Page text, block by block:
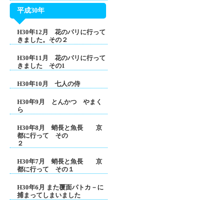
平成30年
H30年12月 花のパリに行って
きました。その２
H30年11月 花のパリに行って
きました その1
H30年10月 七人の侍
H30年9月 とんかつ やまく
ら
H30年8月 蛸長と魚長 京
都に行って その
２
H30年7月 蛸長と魚長 京
都に行って その１
H30年6月 また覆面パトカ－に
捕まってしまいました